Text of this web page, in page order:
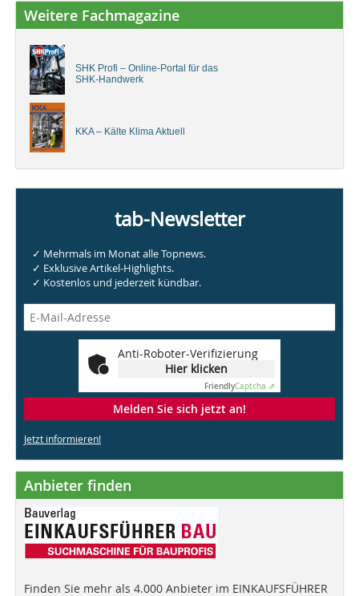
Weitere Fachmagazine
SHK Profi – Online-Portal für das
SHK-Handwerk
KKA – Kälte Klima Aktuell
tab-Newsletter
✓ Mehrmals im Monat alle Topnews.
✓ Exklusive Artikel-Highlights.
✓ Kostenlos und jederzeit kündbar.
Anti-Roboter-Verifizierung
Hier klicken
FriendlyCaptcha ⇗
Melden Sie sich jetzt an!
Jetzt informieren!
Anbieter finden
Finden Sie mehr als 4.000 Anbieter im EINKAUFSFÜHRER